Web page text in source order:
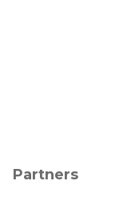
Partners